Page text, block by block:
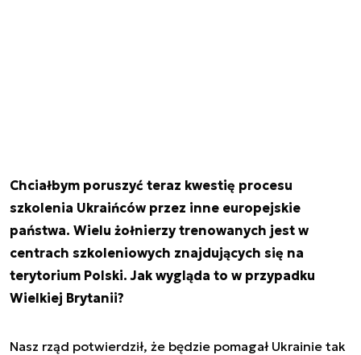
Chciałbym poruszyć teraz kwestię procesu
szkolenia Ukraińców przez inne europejskie
państwa. Wielu żołnierzy trenowanych jest w
centrach szkoleniowych znajdujących się na
terytorium Polski. Jak wygląda to w przypadku
Wielkiej Brytanii?
Nasz rząd potwierdził, że będzie pomagał Ukrainie tak